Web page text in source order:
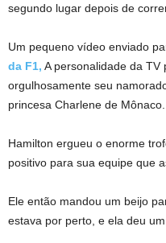
segundo lugar depois de
Um pequeno vídeo enviado
da F1, A personalidade da TV
orgulhosamente seu
princesa Charlene de Mônaco.
Hamilton ergueu o enorme
positivo para sua equipe que
Ele então mandou um beijo
estava por perto, e ela deu